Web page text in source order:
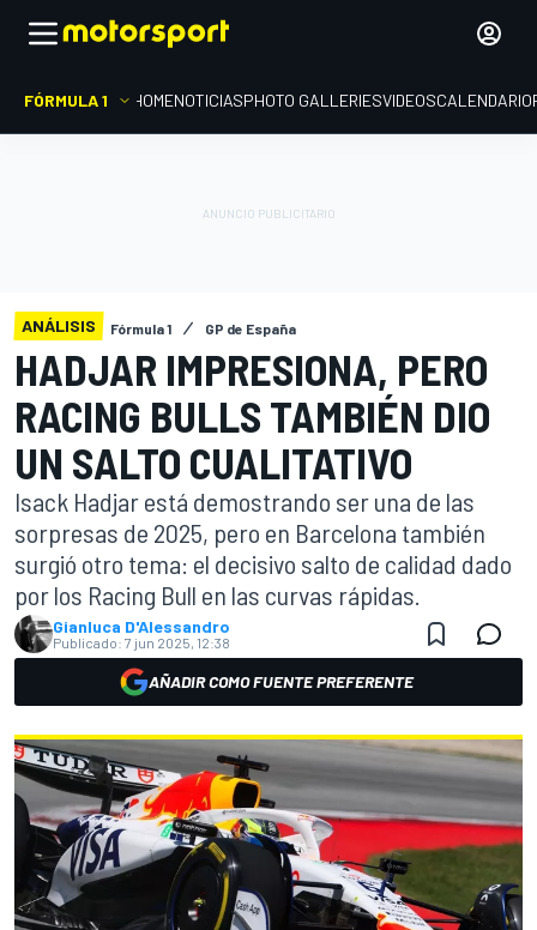
FÓRMULA 1 HOMENOTICIASPHOTO GALLERIESVIDEOSCALENDARIO
ANÁLISIS Fórmula 1 GP de España
HADJAR IMPRESIONA, PERO
RACING BULLS TAMBIÉN DIO
UN SALTO CUALITATIVO
Isack Hadjar está demostrando ser una de las
sorpresas de 2025, pero en Barcelona también
surgió otro tema: el decisivo salto de calidad dado
por los Racing Bull en las curvas rápidas.
Gianluca D'Alessandro
Publicado: 7 jun 2025, 12:38
AÑADIR COMO FUENTE PREFERENTE